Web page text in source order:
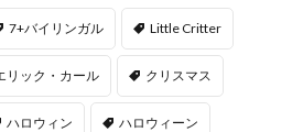
7+バイリンガル Little Critter
リック・カール クリスマス
ハロウィン ハロウィーン